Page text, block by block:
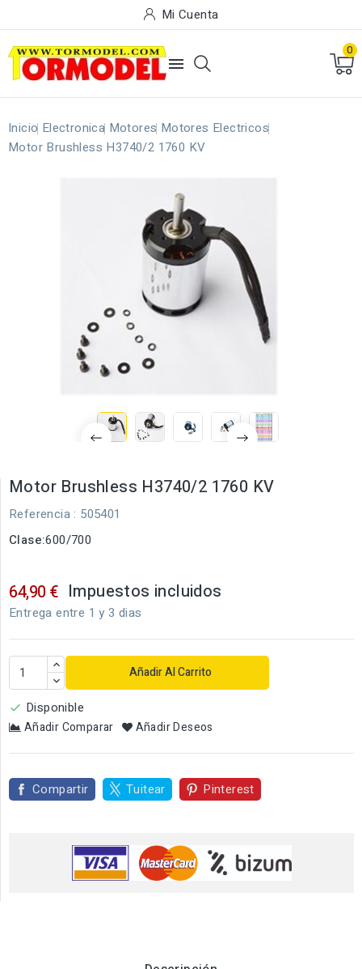
Mi Cuenta

0
Inicio Electronica Motores Motores Electricos
Motor Brushless H3740/2 1760 KV
Motor Brushless H3740/2 1760 KV
Referencia : 505401
Clase:600/700
64,90 € Impuestos incluidos
Entrega entre 1 y 3 dias
Añadir Al Carrito
 Disponible
Añadir Comparar Añadir Deseos
Compartir Tuitear Pinterest